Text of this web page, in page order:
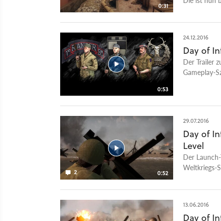
0:31
Version der
Schlachten
Zweiten
New World
0:53
24.12.2016
Day of
Der Trailer
Gameplay-
2 0:52
29.07.2016
Day of
Level
Der
Weltkriegs-
13.06.2016
Day of